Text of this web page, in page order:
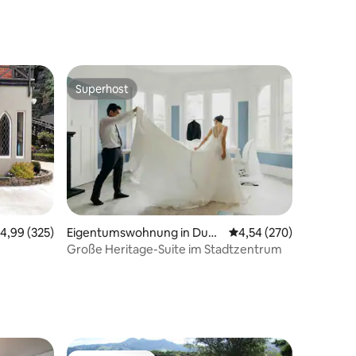
Bewertungen
Bewertung: 4,99 von 5, 325 Bewertungen
4,99 (325)
Superhost
Superhost
Eigentumswohnung in Dune
din
Durchschnittliche
4,54 (270)
Große Heritage-Suite im Stadtzentrum